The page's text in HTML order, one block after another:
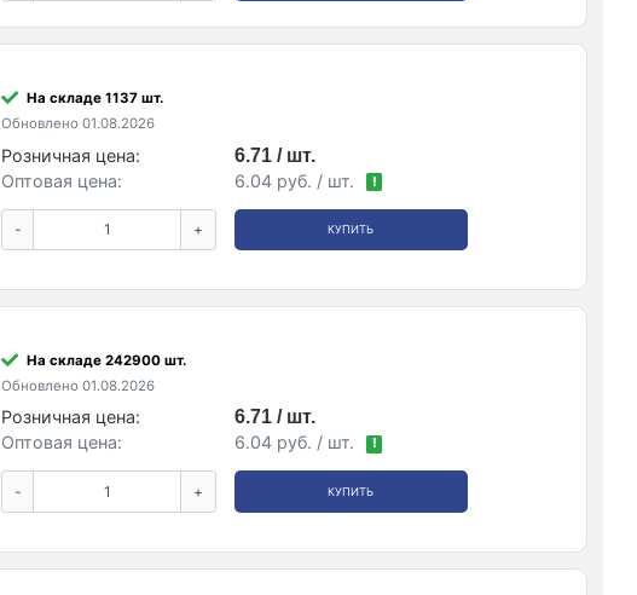
На складе 1137 шт.
Обновлено 01.08.2026
Розничная цена:
6.71 / шт.
Оптовая цена:
6.04 руб. / шт. !
- + КУПИТЬ
На складе 242900 шт.
Обновлено 01.08.2026
Розничная цена:
6.71 / шт.
Оптовая цена:
6.04 руб. / шт. !
- + КУПИТЬ